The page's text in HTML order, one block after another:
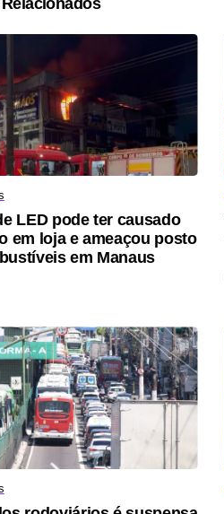
LED pode ter causado
em loja e ameaçou posto
em Manaus